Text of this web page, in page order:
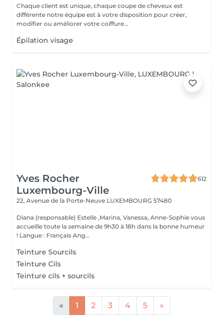
Chaque client est unique, chaque coupe de cheveux est
différente notre équipe est à votre disposition pour créer,
modifier ou améliorer votre coiffure...
Épilation visage
Yves Rocher
Luxembourg-Ville
612
22, Avenue de la Porte-Neuve LUXEMBOURG 57480
Diana (responsable) Estelle ,Marina, Vanessa, Anne-Sophie vous
accueille toute la semaine de 9h30 à 18h dans la bonne humeur
! Langue : Français Ang...
Teinture Sourcils
Teinture Cils
Teinture cils + sourcils
« 1 2 3 4 5 »